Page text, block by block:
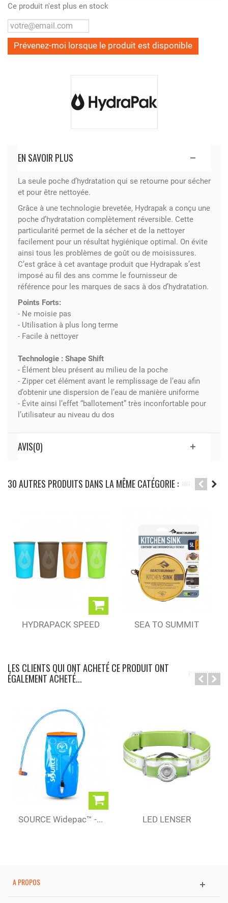
Ce produit n'est plus en stock
Prévenez-moi lorsque le produit est disponible
EN SAVOIR PLUS
La seule poche d’hydratation qui se retourne pour sécher
et pour être nettoyée.
Grâce à une technologie brevetée, Hydrapak a conçu une
poche d’hydratation complètement réversible. Cette
particularité permet de la sécher et de la nettoyer
facilement pour un résultat hygiénique optimal. On évite
ainsi tous les problèmes de goût ou de moisissures.
C’est grâce à cet avantage produit que Hydrapak s’est
imposé au fil des ans comme le fournisseur de
référence pour les marques de sacs à dos d’hydratation.
Points Forts:
- Ne moisie pas
- Utilisation à plus long terme
- Facile à nettoyer
Technologie : Shape Shift
- Élément bleu présent au milieu de la poche
- Zipper cet élément avant le remplissage de l’eau afin
d’obtenir une dispersion de l’eau de manière uniforme
- Évite ainsi l’effet “ballotement” très inconfortable pour
l’utilisateur au niveau du dos
AVIS(0)
30 AUTRES PRODUITS DANS LA MÊME CATÉGORIE :
HYDRAPACK SPEED
SEA TO SUMMIT
LES CLIENTS QUI ONT ACHETÉ CE PRODUIT ONT
ÉGALEMENT ACHETÉ...
SOURCE Widepac™ -...
LED LENSER
A PROPOS